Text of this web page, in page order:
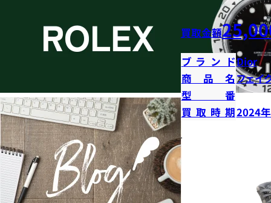
買取金額
ブランドDior
商品名フェイ
型番
買取時期2024